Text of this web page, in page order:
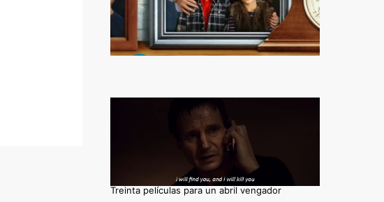
Treinta películas para un abril vengador